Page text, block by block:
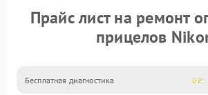
Прайс лист на ремонт
прицелов
Бесплатная диагностика 0